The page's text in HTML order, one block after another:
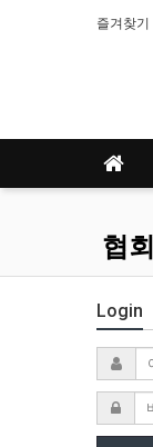
즐겨찾기
협
Login